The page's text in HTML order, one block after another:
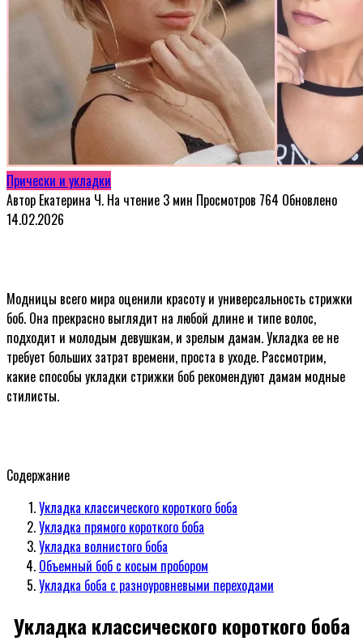
Прически и укладки
Автор Екатерина Ч. На чтение 3 мин Просмотров 764 Обновлено
14.02.2026
Модницы всего мира оценили красоту и универсальность стрижки
боб. Она прекрасно выглядит на любой длине и типе волос,
подходит и молодым девушкам, и зрелым дамам. Укладка ее не
требует больших затрат времени, проста в уходе. Рассмотрим,
какие способы укладки стрижки боб рекомендуют дамам модные
стилисты.
Содержание
Укладка классического короткого боба
Укладка прямого короткого боба
Укладка волнистого боба
Объемный боб с косым пробором
Укладка боба с разноуровневыми переходами
Укладка классического короткого боба